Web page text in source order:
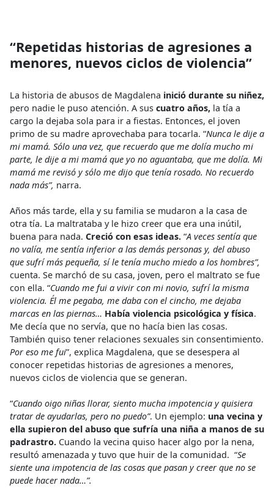
“Repetidas historias de agresiones a
menores, nuevos ciclos de violencia”
La historia de abusos de Magdalena inició durante su niñez,
pero nadie le puso atención. A sus cuatro años, la tía a
cargo la dejaba sola para ir a fiestas. Entonces, el joven
primo de su madre aprovechaba para tocarla. “Nunca le dije a
mi mamá. Sólo una vez, que recuerdo que me dolía mucho mi
parte, le dije a mi mamá que yo no aguantaba, que me dolía. Mi
mamá me revisó y sólo me dijo que tenía rosado. No recuerdo
nada más”, narra.
Años más tarde, ella y su familia se mudaron a la casa de
otra tía. La maltrataba y le hizo creer que era una inútil,
buena para nada. Creció con esas ideas. “A veces sentía que
no valía, me sentía inferior a las demás personas y, del abuso
que sufrí más pequeña, sí le tenía mucho miedo a los hombres”,
cuenta. Se marchó de su casa, joven, pero el maltrato se fue
con ella. “Cuando me fui a vivir con mi novio, sufrí la misma
violencia. Él me pegaba, me daba con el cincho, me dejaba
marcas en las piernas… Había violencia psicológica y física.
Me decía que no servía, que no hacía bien las cosas.
También quiso tener relaciones sexuales sin consentimiento.
Por eso me fui”, explica Magdalena, que se desespera al
conocer repetidas historias de agresiones a menores,
nuevos ciclos de violencia que se generan.
“Cuando oigo niñas llorar, siento mucha impotencia y quisiera
tratar de ayudarlas, pero no puedo”. Un ejemplo: una vecina y
ella supieron del abuso que sufría una niña a manos de su
padrastro. Cuando la vecina quiso hacer algo por la nena,
resultó amenazada y tuvo que huir de la comunidad. “Se
siente una impotencia de las cosas que pasan y creer que no se
puede hacer nada…”.